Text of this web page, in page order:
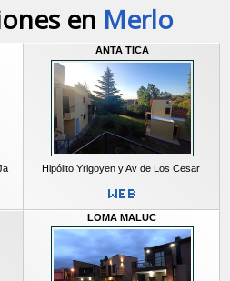
en Merlo
ANTA TICA
Hipólito Yrigoyen y Av de Los Cesar
LOMA MALUC